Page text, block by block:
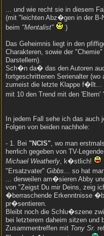
... und wie recht sie in diesem
(mit "leichten Abz�gen in der
beim "Mentalist" )
Das Geheimnis liegt in den
Charakteren, sowie der
Darstellern).
Sch�n da� das den Autoren
fortgeschrittenen Serienalter (wo
zumeist die letzte Klappe f�llt...
mit 10 den Trend mit den 'Eltern'
In jedem Fall sehe ich das
Folgen von beiden nachhole:
- 1. Bei "NCIS", wo man erstmals
herrlich gegeben von TV-Legende
Michael Weatherly, k�stlich!
"Ersatzvater" Gibbs... so hat
... derweilen am�sieren Abby
von "Zeigst Du mir Deins, zeig
�berraschende Erkenntnisse
pr�sentieren.
Bleibt noch die Schlu�szene
bei letzterem daheim sitzen und
Zusammentreffen mit Tony Sr.